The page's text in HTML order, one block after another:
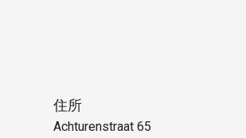
住所
Achturenstraat 65